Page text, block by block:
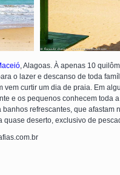
, Alagoas. À apenas 10
o lazer e descanso de toda
curtir um dia de praia. Em
e os pequenos conhecem
refrescantes, que
deserto, exclusivo de